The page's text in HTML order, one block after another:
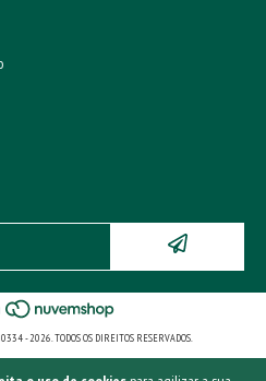
- 2026. TODOS OS DIREITOS RESERVADOS.